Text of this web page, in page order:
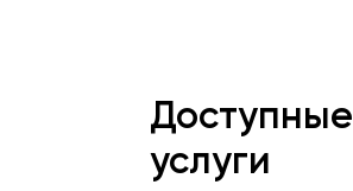
Доступные
услуги